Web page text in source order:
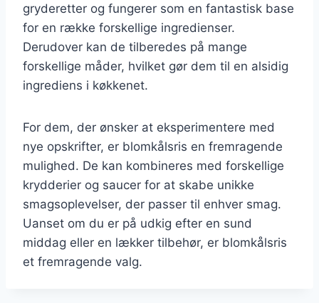
gryderetter og fungerer som en fantastisk base
for en række forskellige ingredienser.
Derudover kan de tilberedes på mange
forskellige måder, hvilket gør dem til en alsidig
ingrediens i køkkenet.
For dem, der ønsker at eksperimentere med
nye opskrifter, er blomkålsris en fremragende
mulighed. De kan kombineres med forskellige
krydderier og saucer for at skabe unikke
smagsoplevelser, der passer til enhver smag.
Uanset om du er på udkig efter en sund
middag eller en lækker tilbehør, er blomkålsris
et fremragende valg.